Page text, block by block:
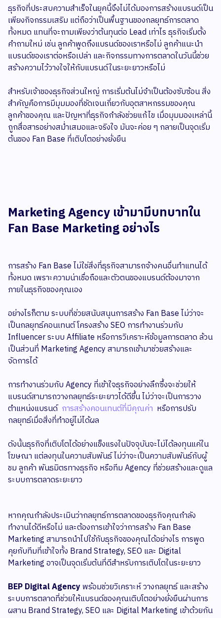
ธุรกิจที่ประสบความสำเร็จในยุคนี้จึงไม่ได้มองการสร้างแบรนด์เป็น
เพียงกิจกรรมเสริม แต่ถือว่าเป็นพื้นฐานของกลยุทธ์การตลาด
ทั้งหมด แทนที่จะถามเพียงว่าต้นทุนต่อ Lead เท่าไร ธุรกิจเริ่มตั้ง
คำถามใหม่ เช่น ลูกค้าพูดถึงแบรนด์ของเราหรือไม่ ลูกค้าแนะนำ
แบรนด์ของเราต่อหรือเปล่า และกิจกรรมทางการตลาดในวันนี้ช่วย
สร้างความไว้วางใจให้กับแบรนด์ในระยะยาวหรือไม่
สำหรับเจ้าของธุรกิจส่วนใหญ่ การเริ่มต้นไม่จำเป็นต้องซับซ้อน สิ่ง
สำคัญคือการมีมุมมองที่ชัดเจนเกี่ยวกับอุตสาหกรรมของคุณ
ลูกค้าของคุณ และปัญหาที่ธุรกิจกำลังช่วยแก้ไข เมื่อมุมมองเหล่านี้
ถูกสื่อสารอย่างสม่ำเสมอและจริงใจ มันจะค่อย ๆ กลายเป็นจุดเริ่ม
ต้นของ Fan Base ที่เติบโตอย่างยั่งยืน
Marketing Agency เข้ามามีบทบาทใน
Fan Base Marketing อย่างไร
การสร้าง Fan Base ไม่ใช่สิ่งที่ธุรกิจสามารถจ้างคนอื่นทำแทนได้
ทั้งหมด เพราะความน่าเชื่อถือและตัวตนของแบรนด์ต้องมาจาก
ภายในธุรกิจของคุณเอง
อย่างไรก็ตาม ระบบที่ช่วยสนับสนุนการสร้าง Fan Base ไม่ว่าจะ
เป็นกลยุทธ์คอนเทนต์ โครงสร้าง SEO การทำงานร่วมกับ
Influencer ระบบ Affiliate หรือการวิเคราะห์ข้อมูลการตลาด ล้วน
เป็นส่วนที่ Marketing Agency สามารถเข้ามาช่วยสร้างและ
จัดการได้
การทำงานร่วมกับ Agency ที่เข้าใจธุรกิจอย่างลึกซึ้งจะช่วยให้
แบรนด์สามารถวางกลยุทธ์ระยะยาวได้ดีขึ้น ไม่ว่าจะเป็นการวาง
ตำแหน่งแบรนด์ การสร้างคอนเทนต์ที่มีคุณค่า หรือการปรับ
กลยุทธ์เมื่อสิ่งที่ทำอยู่ไม่ได้ผล
ดังนั้นธุรกิจที่เติบโตได้อย่างแข็งแรงในปัจจุบันจะไม่ได้ลงทุนแค่ใน
โฆษณา แต่ลงทุนในความสัมพันธ์ ไม่ว่าจะเป็นความสัมพันธ์กับผู้
ชม ลูกค้า พันธมิตรทางธุรกิจ หรือทีม Agency ที่ช่วยสร้างและดูแล
ระบบการตลาดระยะยาว
หากคุณกำลังประเมินว่ากลยุทธ์การตลาดของธุรกิจคุณกำลัง
ทำงานได้ดีหรือไม่ และต้องการเข้าใจว่าการสร้าง Fan Base
Marketing สามารถนำไปใช้กับธุรกิจของคุณได้อย่างไร การพูด
คุยกับทีมที่เข้าใจทั้ง Brand Strategy, SEO และ Digital
Marketing อาจเป็นจุดเริ่มต้นที่ดีสำหรับการเติบโตในระยะยาว
BEP Digital Agencyพร้อมช่วยวิเคราะห์ วางกลยุทธ์ และสร้าง
ระบบการตลาดที่ช่วยให้แบรนด์ของคุณเติบโตอย่างยั่งยืนผ่านการ
ผสาน Brand Strategy, SEO และ Digital Marketing เข้าด้วยกัน